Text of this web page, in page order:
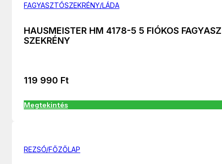
FAGYASZTÓSZEKRÉNY/LÁDA
HAUSMEISTER HM 4178-5 5 FIÓKOS
SZEKRÉNY
119 990 Ft
Megtekintés
REZSÓ/FŐZŐLAP